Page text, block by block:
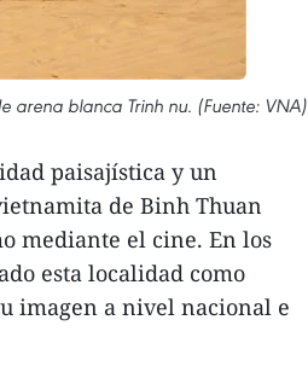
arena blanca Trinh nu. (Fuente: VNA)
paisajística y un
de Binh Thuan
mediante el cine. En los
esta localidad como
imagen a nivel nacional e